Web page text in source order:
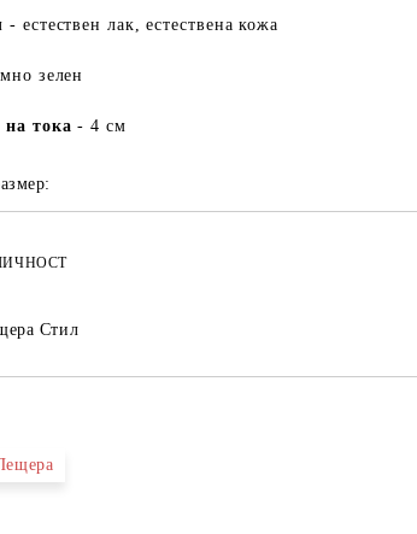
- естествен лак, естествена кожа
зелен
на тока - 4 см
Стил